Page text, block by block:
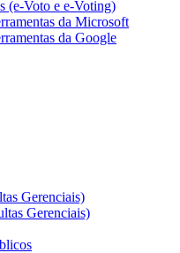
(e-Voto e e-Voting)
da Microsoft
da Google
Gerenciais)
Gerenciais)